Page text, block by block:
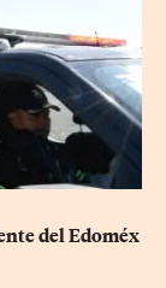
del Edoméx